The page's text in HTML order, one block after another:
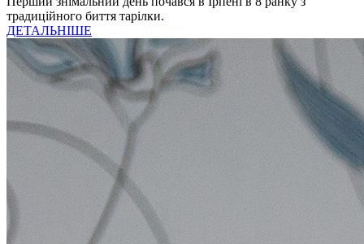
традиційного биття тарілки.
ДЕТАЛЬНІШЕ